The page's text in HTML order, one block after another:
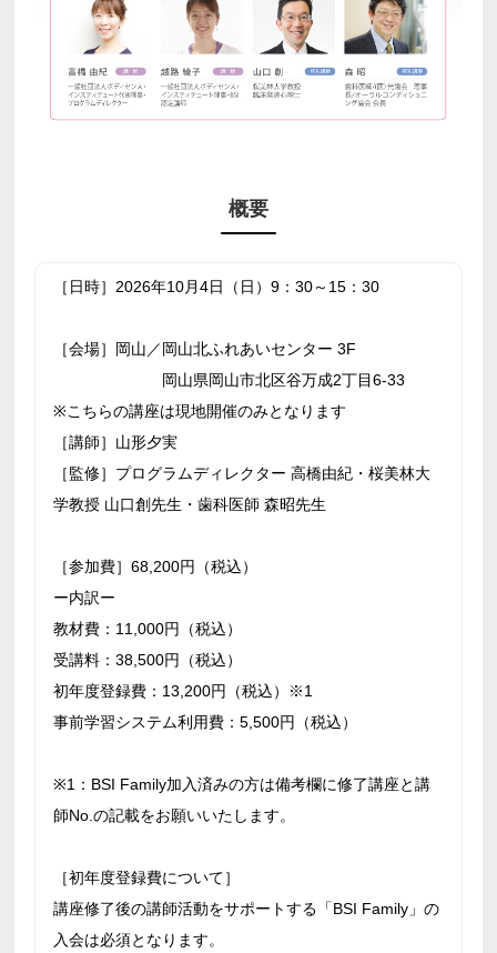
概要
［日時］2026年10月4日（日）9：30～15：30
［会場］岡山／岡山北ふれあいセンター 3F
岡山県岡山市北区谷万成2丁目6-33
※こちらの講座は現地開催のみとなります
［講師］山形夕実
［監修］プログラムディレクター 高橋由紀・桜美林大
学教授 山口創先生・歯科医師 森昭先生
［参加費］68,200円（税込）
ー内訳ー
教材費：11,000円（税込）
受講料：38,500円（税込）
初年度登録費：13,200円（税込）※1
事前学習システム利用費：5,500円（税込）
※1：BSI Family加入済みの方は備考欄に修了講座と講
師No.の記載をお願いいたします。
［初年度登録費について］
講座修了後の講師活動をサポートする「BSI Family」の
入会は必須となります。